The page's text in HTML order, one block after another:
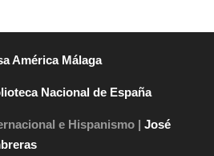
er p
ar
América Málaga
Nacional de España
e Hispanismo | José